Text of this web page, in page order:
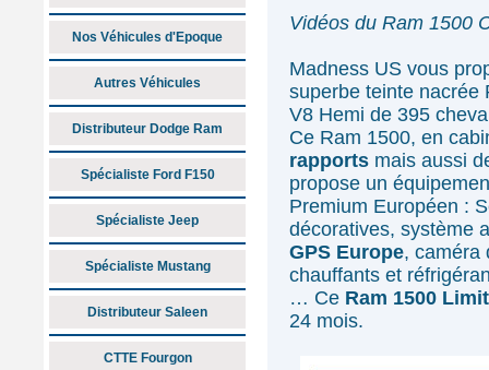
Nos Véhicules d'Epoque
Autres Véhicules
Distributeur Dodge Ram
Spécialiste Ford F150
Spécialiste Jeep
Spécialiste Mustang
Distributeur Saleen
CTTE Fourgon
Vidéos du Ram 1500
Madness US vous
superbe teinte nacrée
V8 Hemi de 395
Ce Ram 1500, en
rapports mais aussi
propose un
Premium Européen :
décoratives, système
GPS Europe, caméra
chauffants et
… Ce Ram 1500
24 mois.